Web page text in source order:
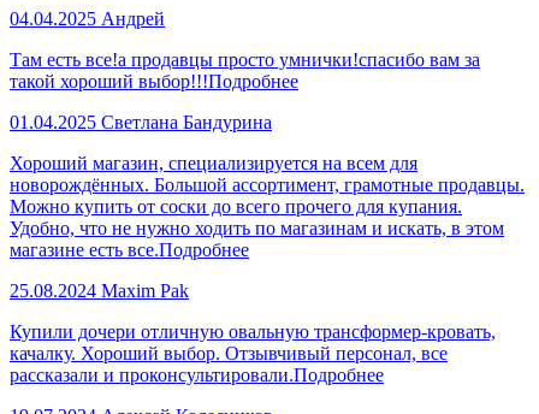
04.04.2025 Андрей
Там есть все!а продавцы просто умнички!спасибо вам за
такой хороший выбор!!!Подробнее
01.04.2025 Светлана Бандурина
Хороший магазин, специализируется на всем для
новорождённых. Большой ассортимент, грамотные продавцы.
Можно купить от соски до всего прочего для купания.
Удобно, что не нужно ходить по магазинам и искать, в этом
магазине есть все.Подробнее
25.08.2024 Maxim Pak
Купили дочери отличную овальную трансформер-кровать,
качалку. Хороший выбор. Отзывчивый персонал, все
рассказали и проконсультировали.Подробнее